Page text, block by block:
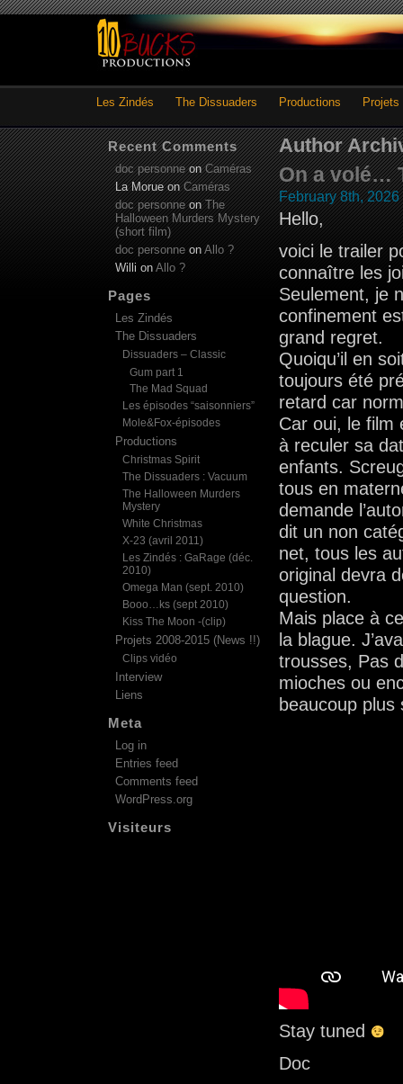
Les Zindés The Dissuaders Productions Projets
Author
On a volé…
February 8th, 2026
Hello,
voici le trailer
connaître les
Seulement, je
confinement
grand regret.
Quoiqu’il en
toujours été
retard car
Car oui, le film
à reculer sa
enfants.
tous en
demande
dit un non
net, tous les
original devra
question.
Mais place à
la blague.
trousses, Pas
mioches ou
beaucoup
Stay tuned
Doc
Recent Comments
doc personneonCaméras
La MorueonCaméras
doc personneonThe
Halloween Murders Mystery
(short film)
doc personne on Allo ?
Willi on Allo ?
Pages
Les Zindés
The Dissuaders
Dissuaders – Classic
Gum part 1
The Mad Squad
Les épisodes “saisonniers”
Mole&Fox-épisodes
Productions
Christmas Spirit
The Dissuaders : Vacuum
The Halloween Murders
Mystery
White Christmas
X-23 (avril 2011)
Les Zindés : GaRage (déc.
2010)
Omega Man (sept. 2010)
Booo…ks (sept 2010)
Kiss The Moon -(clip)
Projets 2008-2015 (News !!)
Clips vidéo
Interview
Liens
Meta
Log in
Entries feed
Comments feed
WordPress.org
Visiteurs